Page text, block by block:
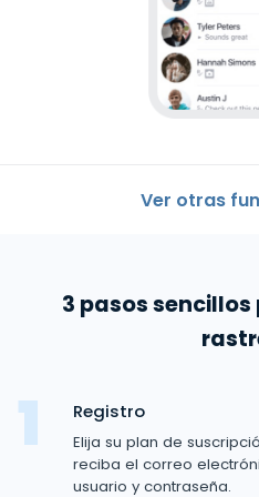
Rastreador
Ver otras
Registro de llamadas
Como Ver los Mensajes de
Ubicación GPS
Aplicaciones de mensajería
WhatsApp
Messenger de Facebook
Redes Sociales
Facebook
Redes sociales
3 pasos
Registro
Elija su plan de
reciba el correo
usuario y contraseña.